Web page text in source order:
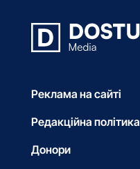
Реклама на сайті
Редакційна політика
Донори